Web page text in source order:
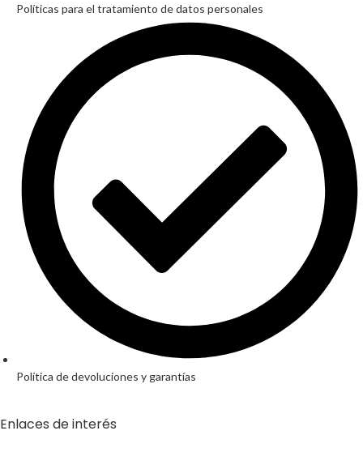
Políticas para el tratamiento de datos personales
Política de devoluciones y garantías
Enlaces de interés